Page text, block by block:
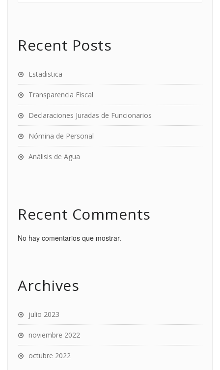
Recent Posts
Estadistica
Transparencia Fiscal
Declaraciones Juradas de Funcionarios
Nómina de Personal
Análisis de Agua
Recent Comments
No hay comentarios que mostrar.
Archives
julio 2023
noviembre 2022
octubre 2022